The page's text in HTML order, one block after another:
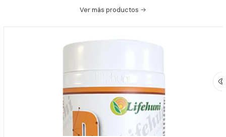
Ver más productos